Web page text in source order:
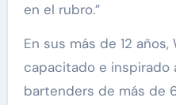
en el rubro.”
En sus más de 12
capacitado e
bartenders de más de